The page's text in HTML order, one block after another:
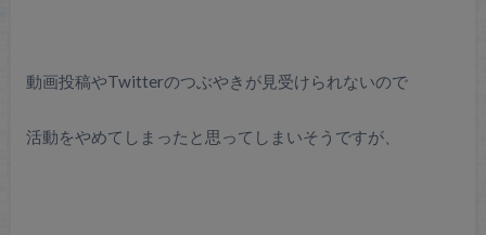
動画投稿やTwitterのつぶやきが見受けられないので
活動をやめてしまったと思ってしまいそうですが、